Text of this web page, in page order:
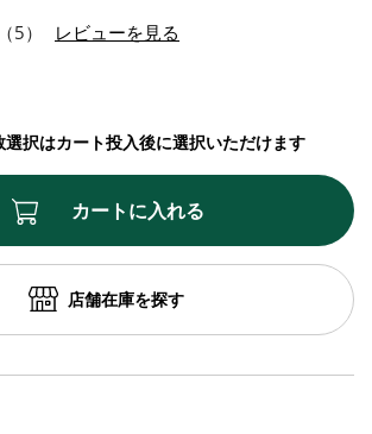
（5） レビューを見る
選択はカート投入後に選択いただけます
カートに入れる
店舗在庫を探す